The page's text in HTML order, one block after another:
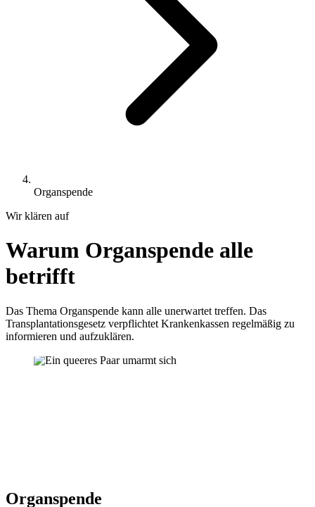
Organspende
Wir klären auf
Warum Organspende alle
betrifft
Das Thema Organspende kann alle unerwartet treffen. Das
Transplantationsgesetz verpflichtet Krankenkassen regelmäßig zu
informieren und aufzuklären.
Organspende